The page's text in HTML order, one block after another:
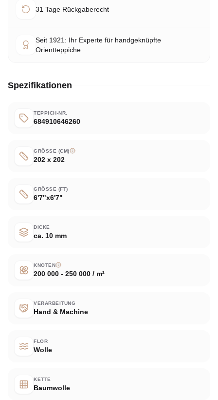
31 Tage Rückgaberecht
Seit 1921: Ihr Experte für handgeknüpfte
Orientteppiche
Spezifikationen
TEPPICH-NR.
684910646260
GRÖSSE (CM)
202 x 202
GRÖSSE (FT)
6'7"x6'7"
DICKE
ca. 10 mm
KNOTEN
200 000 - 250 000 / m²
VERARBEITUNG
Hand & Machine
FLOR
Wolle
KETTE
Baumwolle